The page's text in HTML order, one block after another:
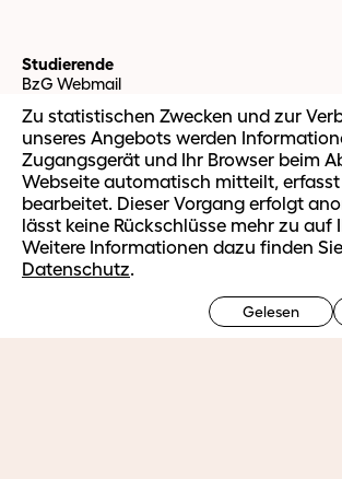
Studierende
BzG Webmail
OLAT Support
easySoft Support
Ausbildung
Ausbildungsangebot HF
Ausbildungsplätze HF
Vorbereitungsmodul Fachmaturität
Berufsorientierte Weiterbildung
Zu statistischen Zwecken und zur
unseres Angebots werden
Zugangsgerät und Ihr Browser beim
Webseite automatisch mitteilt,
bearbeitet. Dieser Vorgang erfolgt
lässt keine Rückschlüsse mehr zu auf
Weitere Informationen dazu finden
Datenschutz.
Gelesen